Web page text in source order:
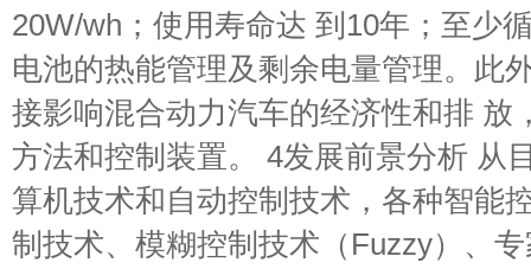
20W/wh；使用寿命达 到10年；至少
电池的热能管理及剩余电量管理。此
接影响混合动力汽车的经济性和排 放
方法和控制装置。 4发展前景分析 从
算机技术和自动控制技术，各种智能
制技术、模糊控制技术（Fuzzy）、